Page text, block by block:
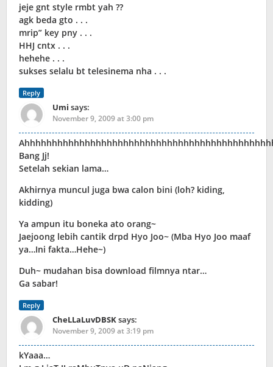
jeje gnt style rmbt yah ??
agk beda gto . . .
mrip” key pny . . .
HHJ cntx . . .
hehehe . . .
sukses selalu bt telesinema nha . . .
Reply
Umi says:
November 9, 2009 at 3:00 pm
Bang Jj!
Setelah sekian lama…
Akhirnya muncul juga bwa calon bini (loh? kiding,
kidding)
Ya ampun itu boneka ato orang~
Jaejoong lebih cantik drpd Hyo Joo~ (Mba Hyo Joo maaf
ya…Ini fakta…Hehe~)
Duh~ mudahan bisa download filmnya ntar…
Ga sabar!
Reply
CheLLaLuvDBSKsays:
November 9, 2009 at 3:19 pm
kYaaa…